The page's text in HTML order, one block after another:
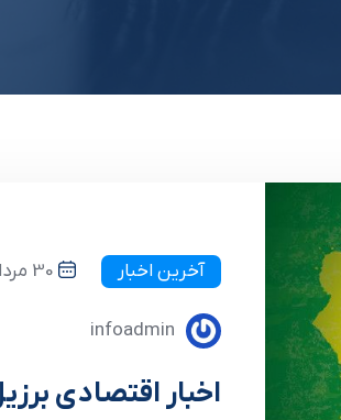
آخرین اخبار 30 مرداد 1403
infoadmin
اخبار اقتصادی